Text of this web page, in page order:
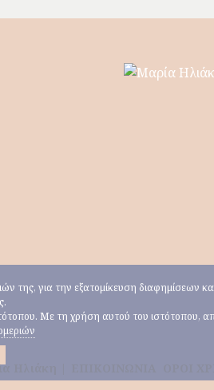
Ηλιάκη |
της, για την εξατομίκευση διαφημίσεων
Με τη χρήση αυτού του ιστότοπου,